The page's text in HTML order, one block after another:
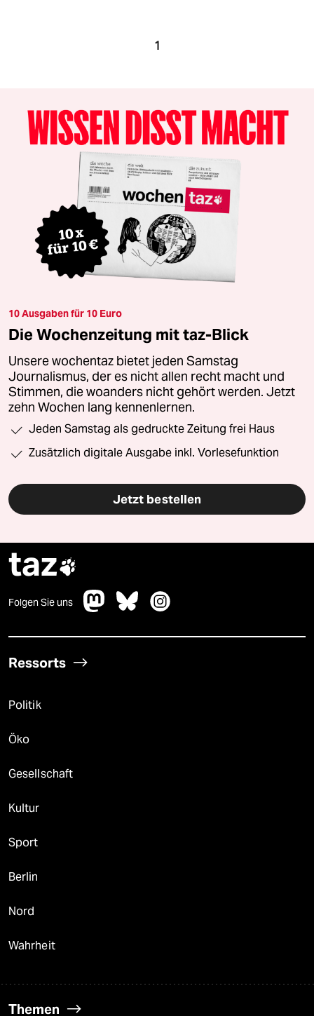
1
10 Ausgaben für 10 Euro
Die Wochenzeitung mit taz-Blick
Unsere wochentaz bietet jeden Samstag
Journalismus, der es nicht allen recht macht und
Stimmen, die woanders nicht gehört werden. Jetzt
zehn Wochen lang kennenlernen.
Jeden Samstag als gedruckte Zeitung frei Haus
Zusätzlich digitale Ausgabe inkl. Vorlesefunktion
Jetzt bestellen
taz
Folgen Sie uns
Ressorts
Politik
Öko
Gesellschaft
Kultur
Sport
Berlin
Nord
Wahrheit
Themen